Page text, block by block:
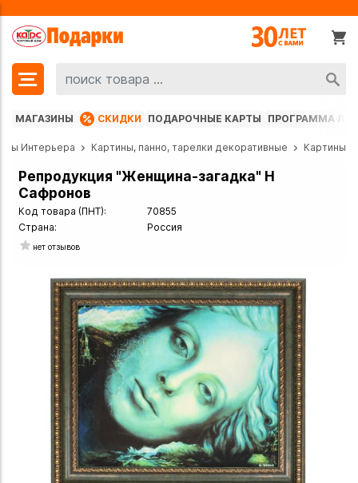
МАГАЗИНЫ СКИДКИ ПОДАРОЧНЫЕ КАРТЫ ПРОГРАММА
Интерьера Картины, панно, тарелки декоративные Картины
Репродукция "Женщина-загадка" Н
Сафронов
Код товара (ПНТ):
70855
Страна:
Россия
нет отзывов